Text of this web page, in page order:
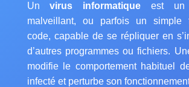
Unvirus informatique est un
malveillant, ou parfois un simple
code, capable de se répliquer en
d’autres programmes ou fichiers.
modifie le comportement habituel
infecté et perturbe son